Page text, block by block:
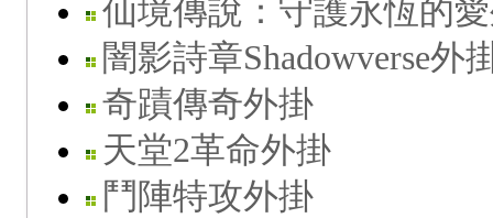
仙境傳說：守護永恆的
闇影詩章Shadowverse外
奇蹟傳奇外掛
天堂2革命外掛
鬥陣特攻外掛